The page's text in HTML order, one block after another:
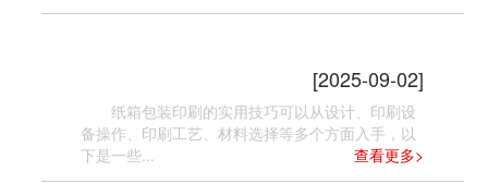
[2025-09-02]
纸箱包装印刷的实用技巧可以从设计、印刷设
备操作、印刷工艺、材料选择等多个方面入手，以
下是一些...
查看更多>